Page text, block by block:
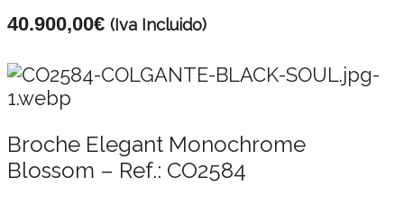
40.900,00€ (Iva Incluido)
Broche Elegant Monochrome
Blossom – Ref.: CO2584